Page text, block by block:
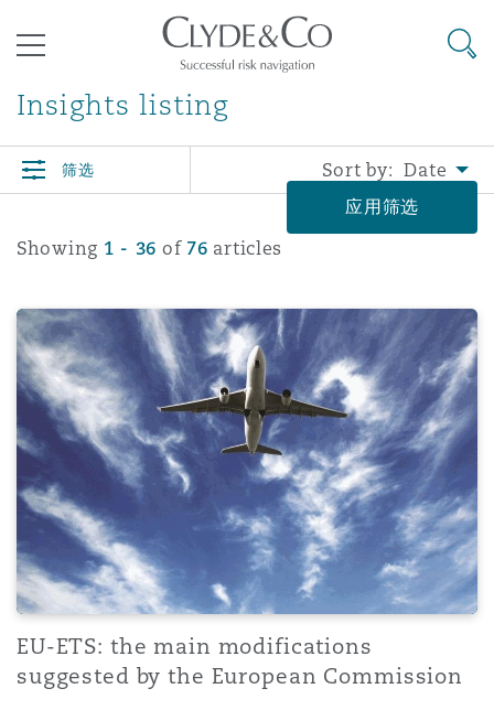
空 Business Jets
Commerical Dispute
Debt Recovery
Emergency Response & Crisis
Management
Finance & Leasing
商业
企业、商业与合规保险
数据保护与隐私权
劳动、养老金和移民n
金融
议解决
Commercial Arbitration
Commercial Litigation
源、海洋与贸易
Energy & Natural Resources
Trade & Commodities
险和再保险
Bermuda Form
Corporate, Commercial &
Insurance
Cyber Risk
Employers' & Public Liability
Employment Practices
目和建筑工程
Construction Disputes
基础设施
PPP/PFI
Public Procurement
房地产
Anti-Bribery & Corruption
External Investigations
Financial Services
Fraud & White-Collar Crime
Internal Investigations
候变化
& Co Newton - 解锁智能索赔新模式
议融资
Eco Audit
罗
累斯萨拉姆
翰内斯堡
罗比 – 联营办公室
谷
里斯班
庆
港
隆坡 – 联营办公室
拉加斯
约热内卢
地亚哥 – 联营办公室
保罗
布扎比
哈
拜
达
雅得
特兰大
尔加里
加哥
拉斯
佛
伯丁
明翰
里斯托尔
里
柏林（圣史蒂芬绿地大厦）
目录
其礼律所事务所
搜寻
Insights listing
筛选
Sort by:
应用筛选
Showing 1 - 36 of 76 articles
EU-ETS: the main modifications suggested by the
EU-ETS: the main modifications
suggested by the European Commission